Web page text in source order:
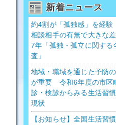
新着ニュース
約4割が「孤独感」を経
相談相手の有無で大きな
7年「孤独・孤立に関する
査」
地域・職域を通じた予防
が重要 令和6年度の市区
診・検診からみる生活習
現状
【お知らせ】全国生活習